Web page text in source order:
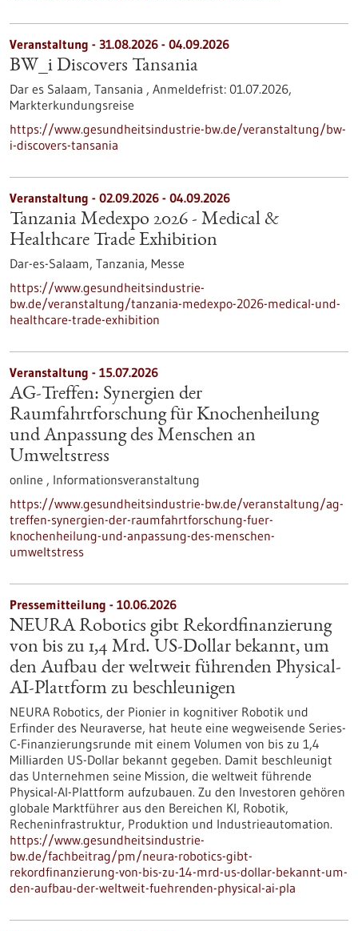
Veranstaltung - 31.08.2026 - 04.09.2026
BW_i Discovers Tansania
Dar es Salaam, Tansania , Anmeldefrist: 01.07.2026,
Markterkundungsreise
https://www.gesundheitsindustrie-bw.de/veranstaltung/bw-
i-discovers-tansania
Veranstaltung - 02.09.2026 - 04.09.2026
Tanzania Medexpo 2026 - Medical &
Healthcare Trade Exhibition
Dar-es-Salaam, Tanzania, Messe
https://www.gesundheitsindustrie-
bw.de/veranstaltung/tanzania-medexpo-2026-medical-und-
healthcare-trade-exhibition
Veranstaltung - 15.07.2026
AG-Treffen: Synergien der
Raumfahrtforschung für Knochenheilung
und Anpassung des Menschen an
Umweltstress
online , Informationsveranstaltung
https://www.gesundheitsindustrie-bw.de/veranstaltung/ag-
treffen-synergien-der-raumfahrtforschung-fuer-
knochenheilung-und-anpassung-des-menschen-
umweltstress
Pressemitteilung - 10.06.2026
NEURA Robotics gibt Rekordfinanzierung
von bis zu 1,4 Mrd. US-Dollar bekannt, um
den Aufbau der weltweit führenden Physical-
AI-Plattform zu beschleunigen
NEURA Robotics, der Pionier in kognitiver Robotik und
Erfinder des Neuraverse, hat heute eine wegweisende Series-
C-Finanzierungsrunde mit einem Volumen von bis zu 1,4
Milliarden US-Dollar bekannt gegeben. Damit beschleunigt
das Unternehmen seine Mission, die weltweit führende
Physical-AI-Plattform aufzubauen. Zu den Investoren gehören
globale Marktführer aus den Bereichen KI, Robotik,
Recheninfrastruktur, Produktion und Industrieautomation.
https://www.gesundheitsindustrie-
bw.de/fachbeitrag/pm/neura-robotics-gibt-
rekordfinanzierung-von-bis-zu-14-mrd-us-dollar-bekannt-um-
den-aufbau-der-weltweit-fuehrenden-physical-ai-pla